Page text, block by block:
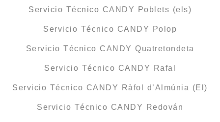
Servicio Técnico CANDY Poblets (els)
Servicio Técnico CANDY Polop
Servicio Técnico CANDY Quatretondeta
Servicio Técnico CANDY Rafal
Servicio Técnico CANDY Ràfol d’Almúnia (El)
Servicio Técnico CANDY Redován